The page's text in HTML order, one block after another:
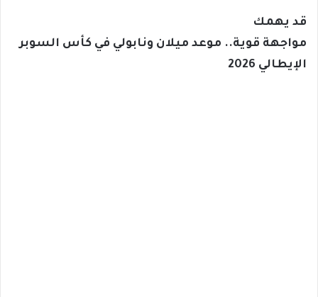
قد يهمك
مواجهة قوية.. موعد ميلان ونابولي في كأس السوبر
الإيطالي 2026